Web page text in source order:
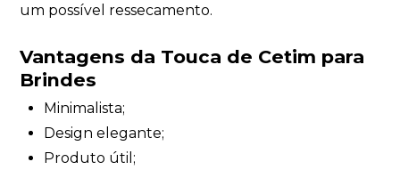
um possível ressecamento.
Vantagens da Touca de Cetim para
Brindes
Minimalista;
Design elegante;
Produto útil;